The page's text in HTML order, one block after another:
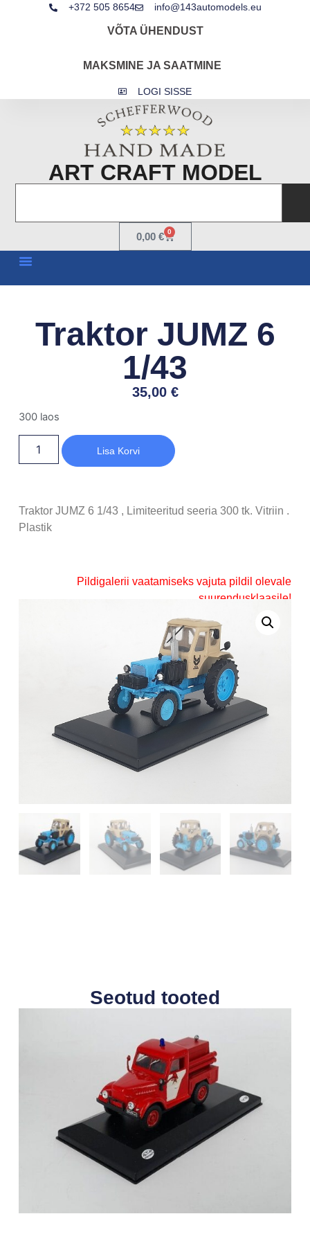
+372 505 8654 info@143automodels.eu
VÕTA ÜHENDUST
MAKSMINE JA SAATMINE
LOGI SISSE
ART CRAFT MODEL
0,00 € 0
Traktor JUMZ 6
1/43
35,00 €
300 laos
Lisa Korvi
Traktor JUMZ 6 1/43 , Limiteeritud seeria 300 tk. Vitriin .
Plastik
Pildigalerii vaatamiseks vajuta pildil olevale
suurendusklaasile!
Seotud tooted